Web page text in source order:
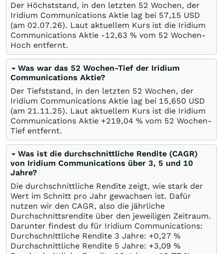
Der Höchststand, in den letzten 52 Wochen, der
Iridium Communications Aktie lag bei 57,15 USD
(am 02.07.26). Laut aktuellem Kurs ist die Iridium
Communications Aktie -12,63 % vom 52 Wochen-
Hoch entfernt.
Was war das 52 Wochen-Tief der Iridium
Communications Aktie?
Der Tiefststand, in den letzten 52 Wochen, der
Iridium Communications Aktie lag bei 15,650 USD
(am 21.11.25). Laut aktuellem Kurs ist die Iridium
Communications Aktie +219,04 % vom 52 Wochen-
Tief entfernt.
Was ist die durchschnittliche Rendite (CAGR)
von Iridium Communications über 3, 5 und 10
Jahre?
Die durchschnittliche Rendite zeigt, wie stark der
Wert im Schnitt pro Jahr gewachsen ist. Dafür
nutzen wir den CAGR, also die jährliche
Durchschnittsrendite über den jeweiligen Zeitraum.
Darunter findest du für Iridium Communications:
Durchschnittliche Rendite 3 Jahre: +0,27 %
Durchschnittliche Rendite 5 Jahre: +3,09 %